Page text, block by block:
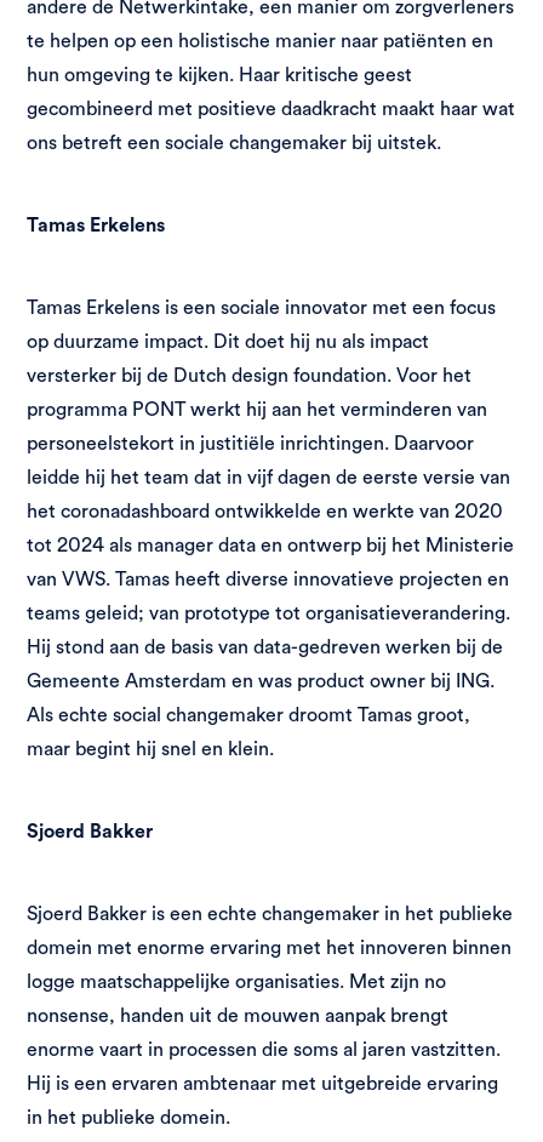
andere de Netwerkintake, een manier om zorgverleners
te helpen op een holistische manier naar patiënten en
hun omgeving te kijken. Haar kritische geest
gecombineerd met positieve daadkracht maakt haar wat
ons betreft een sociale changemaker bij uitstek.
Tamas Erkelens
Tamas Erkelens is een sociale innovator met een focus
op duurzame impact. Dit doet hij nu als impact
versterker bij de Dutch design foundation. Voor het
programma PONT werkt hij aan het verminderen van
personeelstekort in justitiële inrichtingen. Daarvoor
leidde hij het team dat in vijf dagen de eerste versie van
het coronadashboard ontwikkelde en werkte van 2020
tot 2024 als manager data en ontwerp bij het Ministerie
van VWS. Tamas heeft diverse innovatieve projecten en
teams geleid; van prototype tot organisatieverandering.
Hij stond aan de basis van data-gedreven werken bij de
Gemeente Amsterdam en was product owner bij ING.
Als echte social changemaker droomt Tamas groot,
maar begint hij snel en klein.
Sjoerd Bakker
Sjoerd Bakker is een echte changemaker in het publieke
domein met enorme ervaring met het innoveren binnen
logge maatschappelijke organisaties. Met zijn no
nonsense, handen uit de mouwen aanpak brengt
enorme vaart in processen die soms al jaren vastzitten.
Hij is een ervaren ambtenaar met uitgebreide ervaring
in het publieke domein.